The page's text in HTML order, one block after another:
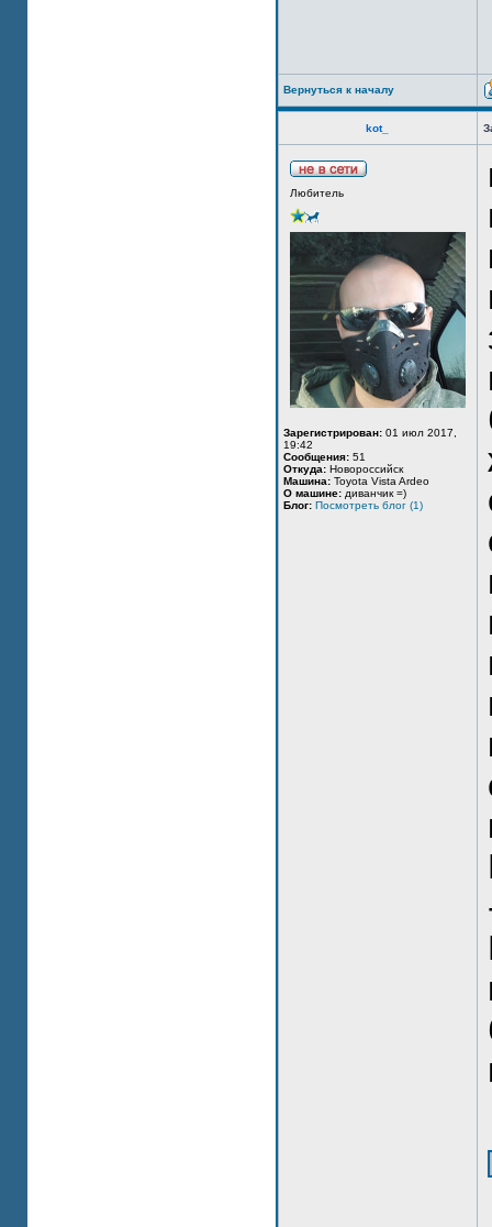
Вернуться к началу
kot_
Любитель
Зарегистрирован: 01 июл 2017,
19:42
Сообщения: 51
Откуда: Новороссийск
Машина: Toyota Vista Ardeo
О машине: диванчик =)
Блог: Посмотреть блог (1)